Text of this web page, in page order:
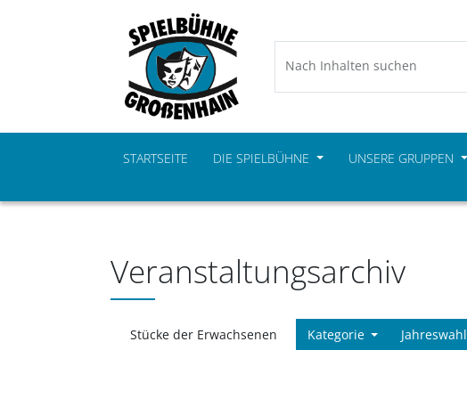
Nach Inhalten suchen
STARTSEITE DIE SPIELBÜHNE UNSERE GRUPPEN
Veranstaltungsarchiv
Stücke der Erwachsenen Kategorie Jahreswahl